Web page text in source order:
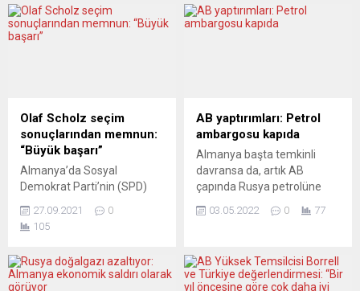
Olaf Scholz seçim
sonuçlarından memnun:
“Büyük başarı”
Almanya’da Sosyal
Demokrat Parti’nin (SPD)
seçim sonuçlarından
memnun olduğunu
başbakan olarak kendisini
görmek istediğini söyledi.
27.09.2021
0
105
AB yaptırımları: Petrol
ambargosu kapıda
Almanya başta temkinli
davransa da, artık AB
çapında Rusya petrolüne
fikrini benimsemiş
nazaran önemli ölçüde daha
fazla para kazanıyor ve
03.05.2022 0 77